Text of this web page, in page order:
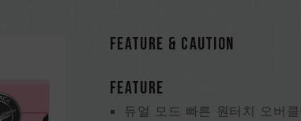
FEATURE & CAUTION
FEATURE
듀얼 모드 빠른 원터치 오버